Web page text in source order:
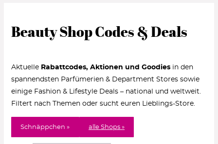
Beauty Shop Codes & Deals
Aktuelle Rabattcodes, Aktionen und Goodies in den
spannendsten Parfümerien & Department Stores sowie
einige Fashion & Lifestyle Deals – national und weltweit.
Filtert nach Themen oder sucht euren Lieblings-Store.
Schnäppchen » alle Shops »